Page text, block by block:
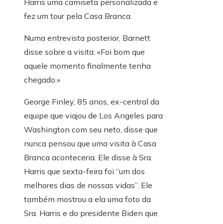
Harris uma camiseta personalizada e
fez um tour pela Casa Branca.
Numa entrevista posterior, Barnett
disse sobre a visita: «Foi bom que
aquele momento finalmente tenha
chegado.»
George Finley, 85 anos, ex-central da
equipe que viajou de Los Angeles para
Washington com seu neto, disse que
nunca pensou que uma visita à Casa
Branca aconteceria. Ele disse à Sra.
Harris que sexta-feira foi “um dos
melhores dias de nossas vidas”. Ele
também mostrou a ela uma foto da
Sra. Harris e do presidente Biden que